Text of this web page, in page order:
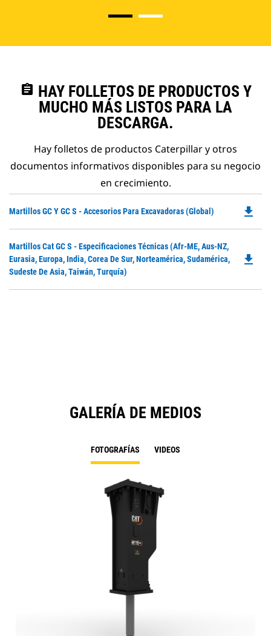
assignment HAY FOLLETOS DE PRODUCTOS Y
MUCHO MÁS LISTOS PARA LA
DESCARGA.
Hay folletos de productos Caterpillar y otros
documentos informativos disponibles para su negocio
en crecimiento.
Martillos GC Y GC S - Accesorios Para Excavadoras (Global) file_download
Martillos Cat GC S - Especificaciones Técnicas (Afr-ME, Aus-NZ,
Eurasia, Europa, India, Corea De Sur, Norteamérica, Sudamérica,
Sudeste De Asia, Taiwán, Turquía)
file_download
GALERÍA DE MEDIOS
FOTOGRAFÍAS VIDEOS